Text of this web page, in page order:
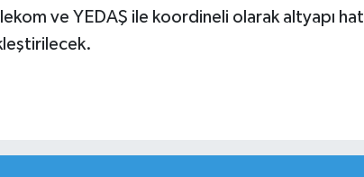
ve YEDAŞ ile koordineli olarak altyapı hat